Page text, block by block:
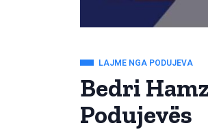
LAJME NGA PODUJEVA
Bedri
Podujevës